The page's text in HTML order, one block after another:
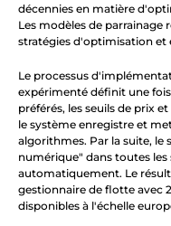
décennies en matière
Les modèles de
stratégies d'optimisation et
Le processus
expérimenté définit une
préférés, les seuils de prix
le système enregistre et
algorithmes. Par la suite, le
numérique" dans toutes
automatiquement. Le
gestionnaire de flotte avec
disponibles à l'échelle